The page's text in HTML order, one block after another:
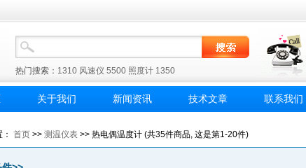
热门搜索： 1310 风速仪 5500 照度计 1350
关于我们 新闻资讯 技术文章 联系我们
首页 >> 测温仪表 >> 热电偶温度计 (共35件商品, 这是第1-20件)